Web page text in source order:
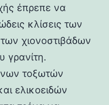
έπρεπε να
κλίσεις των
χιονοστιβάδων
γρανίτη.
τοξωτών
ελικοειδών